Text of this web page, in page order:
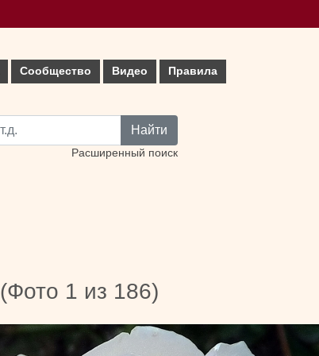
Сообщество Видео Правила
Найти
Расширенный поиск
(Фото 1 из 186)